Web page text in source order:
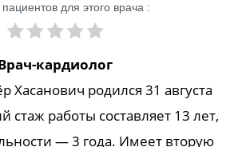
для этого врача :
кардиолог
Хасанович родился 31 августа
стаж работы составляет 13 лет,
— 3 года. Имеет вторую